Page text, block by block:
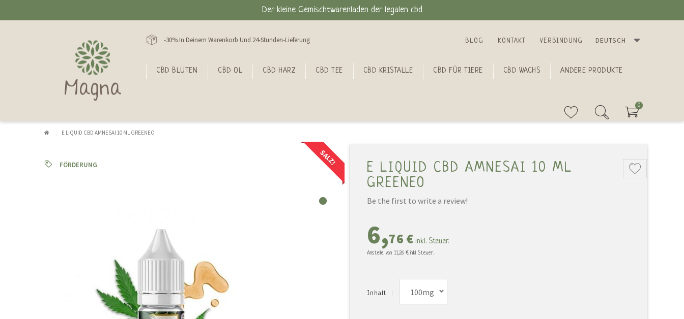
Der kleine Gemischtwarenladen der legalen cbd
-30% In Deinem Warenkorb Und 24-Stunden-Lieferung BLOG KONTAKT VERBINDUNG DEUTSCH
CBD BLUTEN CBD OL CBD HARZ CBD TEE CBD KRISTALLE CBD FÜR TIERE CBD WACHS ANDERE PRODUKTE
0
E LIQUID CBD AMNESAI 10 ML GREENEO
SALZ!
FÖRDERUNG
E LIQUID CBD AMNESAI 10 ML
GREENEO
Be the first to write a review!
6,76 € inkl. Steuer.
Anstelle von 11,26 € inkl. Steuer.
Inhalt : 100mg